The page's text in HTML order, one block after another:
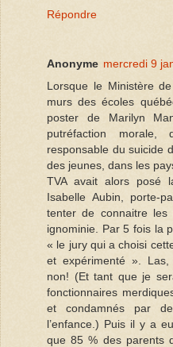
Répondre
Anonyme mercredi 9
Lorsque le Ministère
murs des écoles
poster de Marilyn
putréfaction
responsable du suicide
des jeunes, dans les
TVA avait alors posé
Isabelle Aubin, porte-
tenter de connaitre les
ignominie. Par 5 fois la
« le jury qui a choisi
et expérimenté ».
non! (Et tant que je
fonctionnaires
et condamnés par
l’enfance.) Puis il y a
que 85 % des parents